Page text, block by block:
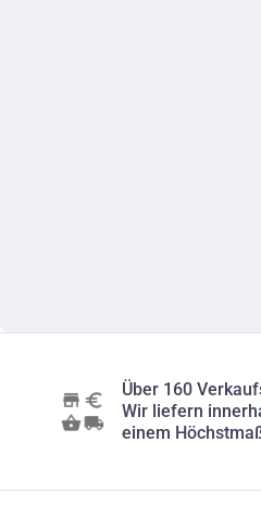
Über 160
Wir liefern
einem